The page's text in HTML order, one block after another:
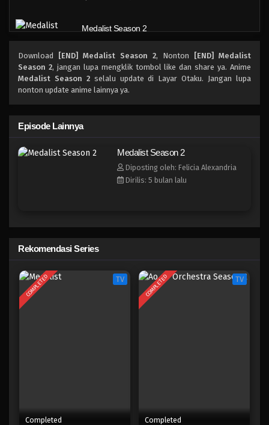
Medalist Season 2
Medalist Season 2
Eps 4 - Februari 15, 2026
Medalist Season 2
Medalist Season 2
Eps 1 - Januari 25, 2026
Download [END] Medalist Season 2, Nonton
[END] Medalist
Season 2, jangan lupa mengklik tombol like dan share ya. Anime
Medalist Season 2selalu update di Layar Otaku. Jangan lupa
nonton update anime lainnya ya.
Episode Lainnya
Medalist Season 2
Diposting oleh: Felicia Alexandria
Dirilis: 5 bulan lalu
Rekomendasi Series
COMPLETED TV
Completed
COMPLETED TV
Completed